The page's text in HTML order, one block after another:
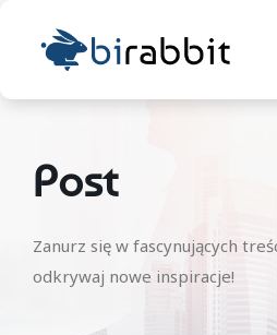
Post
Zanurz się w fascynujących
odkrywaj nowe inspiracje!